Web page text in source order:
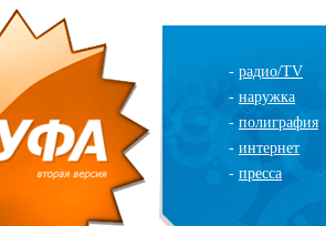
- радио/TV
- наружка
- полиграфия
- интернет
- пресса